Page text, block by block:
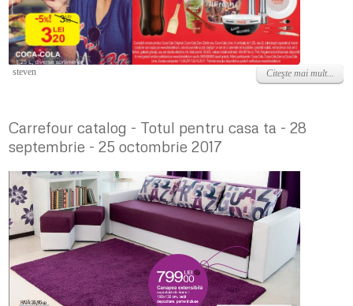
Joi, 28 Septembrie 2017
steven Citeşte mai mult...
Carrefour catalog - Totul pentru casa ta - 28
septembrie - 25 octombrie 2017